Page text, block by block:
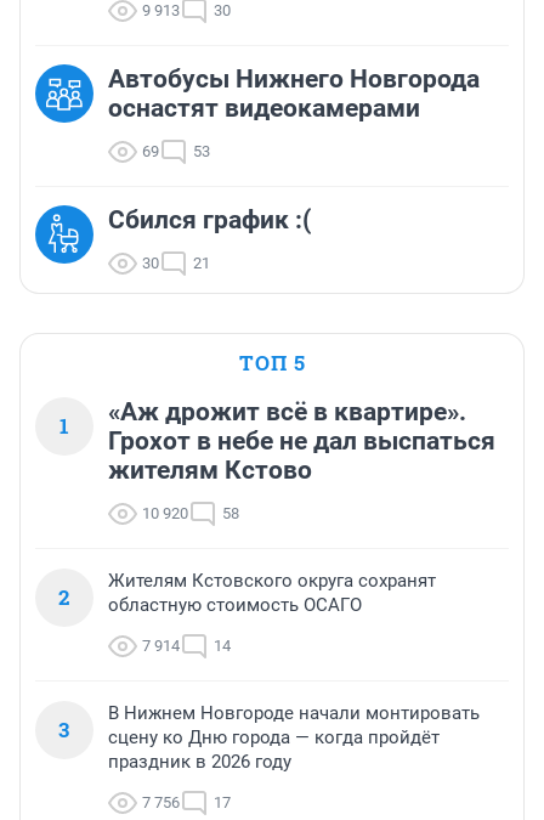
9 913 30
Автобусы Нижнего Новгорода
оснастят видеокамерами
69 53
Сбился график :(
30 21
ТОП 5
1
«Аж дрожит всё в квартире».
Грохот в небе не дал выспаться
жителям Кстово
10 920 58
2
Жителям Кстовского округа сохранят
областную стоимость ОСАГО
7 914 14
3
В Нижнем Новгороде начали монтировать
сцену ко Дню города — когда пройдёт
праздник в 2026 году
7 756 17